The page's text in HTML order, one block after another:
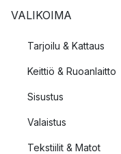
VALIKOIMA
Tarjoilu & Kattaus
Keittiö & Ruoanlaitto
Sisustus
Valaistus
Tekstiilit & Matot